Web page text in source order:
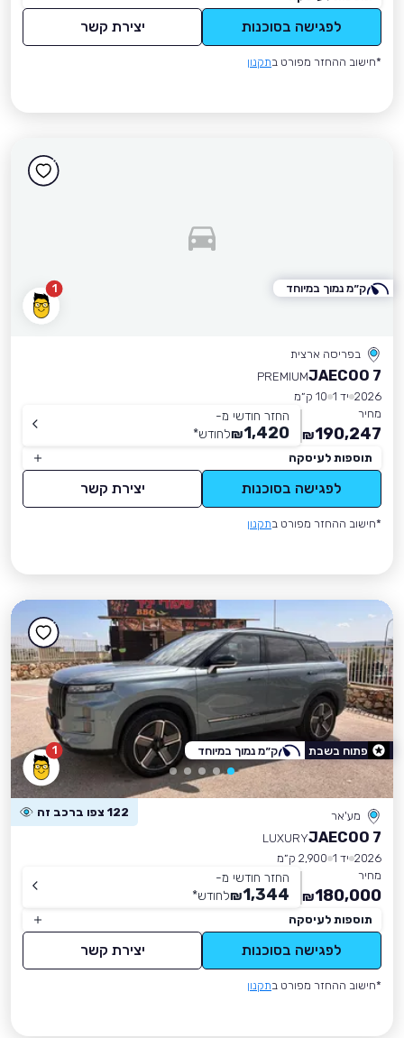
לפגישה בסוכנות יצירת קשר
*חישוב ההחזר מפורט בתקנון
1
בפריסה ארצית
JAECOO 7
PREMIUM
2026 יד 1
10 ק״מ
מחיר
190,247
₪
החזר חודשי מ-
1,420
₪לחודש*
תוספות לעיסקה
לפגישה בסוכנות יצירת קשר
*חישוב ההחזר מפורט בתקנון
ק״מ נמוך במיוחד
1
מע'אר 122 צפו ברכב זה
JAECOO 7
LUXURY
2026 יד 1
2,900 ק״מ
מחיר
180,000
₪
החזר חודשי מ-
1,344
₪לחודש*
תוספות לעיסקה
לפגישה בסוכנות יצירת קשר
*חישוב ההחזר מפורט בתקנון
פתוח בשבת ק״מ נמוך במיוחד